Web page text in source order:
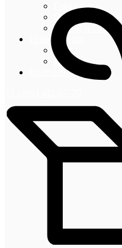
Гарантии
Оплата и
Акции и скидки
Информация
Блог
Новости
Контакты